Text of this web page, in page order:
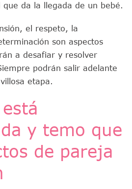
da la llegada de un bebé.
el respeto, la
son aspectos
a desafiar y resolver
podrán salir adelante
etapa.
y temo que
de pareja